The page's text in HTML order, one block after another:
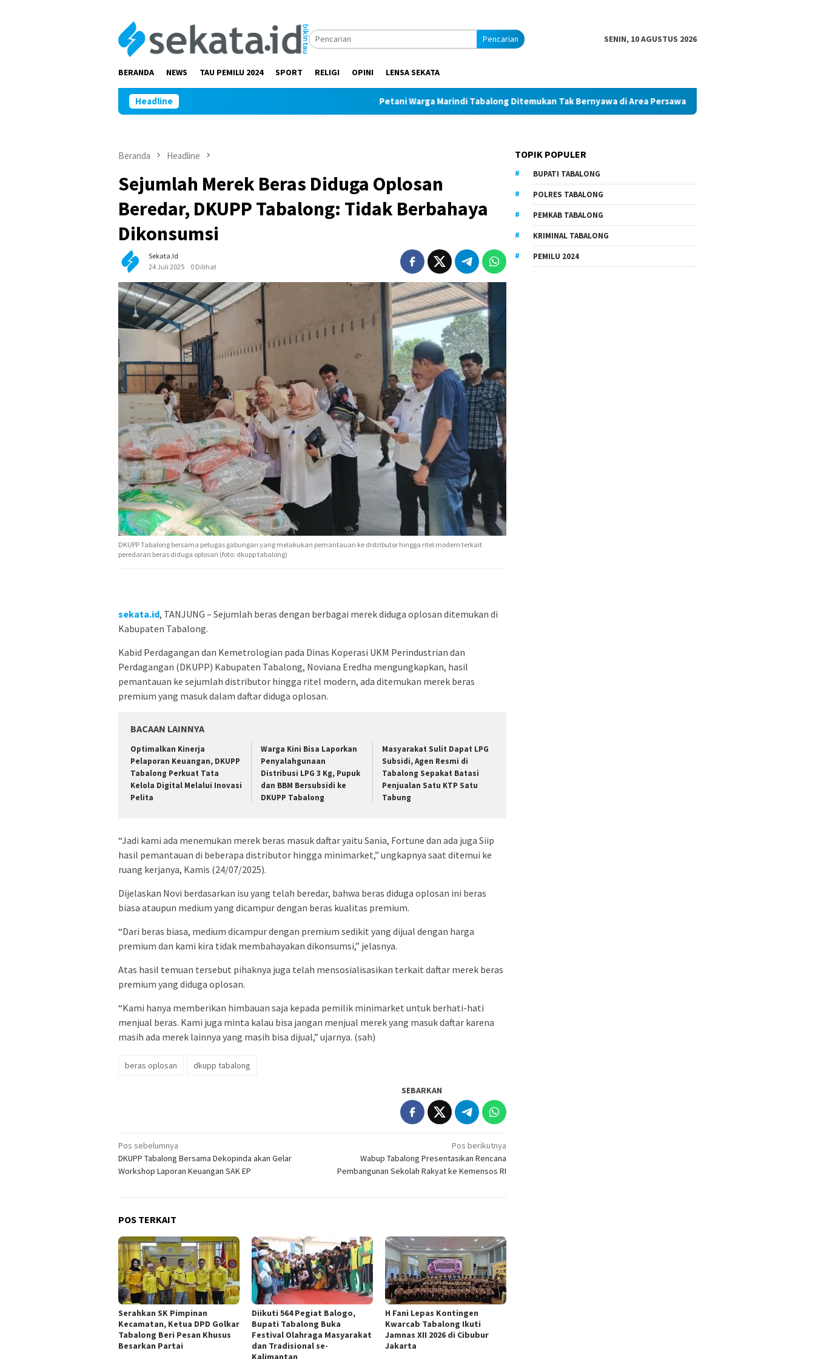
Pencarian SENIN, 10 AGUSTUS 2026
BERANDA NEWS TAU PEMILU 2024 SPORT RELIGI OPINI LENSA SEKATA
Headline Petani Warga Marindi Tabalong Ditemukan Tak Bernyawa di Area Persawahan
Beranda Headline
Sejumlah Merek Beras Diduga Oplosan
Beredar, DKUPP Tabalong: Tidak Berbahaya
Dikonsumsi
Sekata.id
24 Juli 2025
0 Dilihat
DKUPP Tabalong bersama petugas gabungan yang melakukan pemantauan ke distributor hingga ritel modern terkait
peredaran beras diduga oplosan (foto: dkupp tabalong)
sekata.id, TANJUNG – Sejumlah beras dengan berbagai merek diduga oplosan ditemukan di
Kabupaten Tabalong.
Kabid Perdagangan dan Kemetrologian pada Dinas Koperasi UKM Perindustrian dan
Perdagangan (DKUPP) Kabupaten Tabalong, Noviana Eredha mengungkapkan, hasil
pemantauan ke sejumlah distributor hingga ritel modern, ada ditemukan merek beras
premium yang masuk dalam daftar diduga oplosan.
BACAAN LAINNYA
Optimalkan Kinerja
Pelaporan Keuangan, DKUPP
Tabalong Perkuat Tata
Kelola Digital Melalui Inovasi
Pelita
Warga Kini Bisa Laporkan
Penyalahgunaan
Distribusi LPG 3 Kg, Pupuk
dan BBM Bersubsidi ke
DKUPP Tabalong
Masyarakat Sulit Dapat LPG
Subsidi, Agen Resmi di
Tabalong Sepakat Batasi
Penjualan Satu KTP Satu
Tabung
“Jadi kami ada menemukan merek beras masuk daftar yaitu Sania, Fortune dan ada juga Siip
hasil pemantauan di beberapa distributor hingga minimarket,” ungkapnya saat ditemui ke
ruang kerjanya, Kamis (24/07/2025).
Dijelaskan Novi berdasarkan isu yang telah beredar, bahwa beras diduga oplosan ini beras
biasa ataupun medium yang dicampur dengan beras kualitas premium.
“Dari beras biasa, medium dicampur dengan premium sedikit yang dijual dengan harga
premium dan kami kira tidak membahayakan dikonsumsi,” jelasnya.
Atas hasil temuan tersebut pihaknya juga telah mensosialisasikan terkait daftar merek beras
premium yang diduga oplosan.
“Kami hanya memberikan himbauan saja kepada pemilik minimarket untuk berhati-hati
menjual beras. Kami juga minta kalau bisa jangan menjual merek yang masuk daftar karena
masih ada merek lainnya yang masih bisa dijual,” ujarnya. (sah)
beras oplosan dkupp tabalong
SEBARKAN
Navigasi
pos
Pos sebelumnya
DKUPP Tabalong Bersama Dekopinda akan Gelar
Workshop Laporan Keuangan SAK EP
Pos berikutnya
Wabup Tabalong Presentasikan Rencana
Pembangunan Sekolah Rakyat ke Kemensos RI
POS TERKAIT
Serahkan SK Pimpinan
Kecamatan, Ketua DPD Golkar
Tabalong Beri Pesan Khusus
Besarkan Partai
Diikuti 564 Pegiat Balogo,
Bupati Tabalong Buka
Festival Olahraga Masyarakat
dan Tradisional se-
H Fani Lepas Kontingen
Kwarcab Tabalong Ikuti
Jamnas XII 2026 di Cibubur
Jakarta
TOPIK POPULER
BUPATI TABALONG
POLRES TABALONG
PEMKAB TABALONG
KRIMINAL TABALONG
PEMILU 2024